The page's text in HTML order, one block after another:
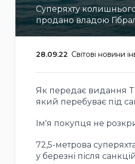
Суперяхту
продано владою
28.09.22 Світові новини
Як передає видання
який перебуває під
Ім'я покупця не
72,5-метрова
у березні після